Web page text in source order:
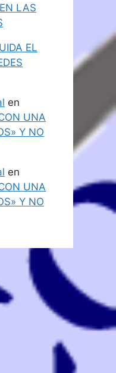
LAS
EL
en
UNA
Y NO
en
UNA
Y NO